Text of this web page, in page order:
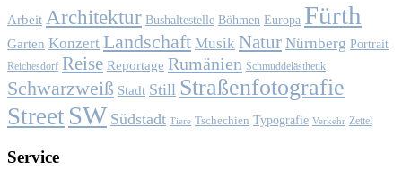
Arbeit Architektur Bushaltestelle Böhmen Europa Fürth
Garten Konzert Landschaft Musik Natur Nürnberg Portrait
Reichesdorf Reise Reportage Rumänien Schmuddelästhetik
Schwarzweiß Stadt Still Straßenfotografie
Street SW Südstadt Tiere Tschechien Typografie Verkehr Zettel
Ser­vice